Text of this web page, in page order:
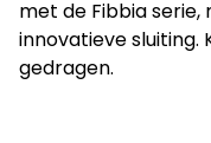
met de Fibbia
innovatieve sluiting.
gedragen.